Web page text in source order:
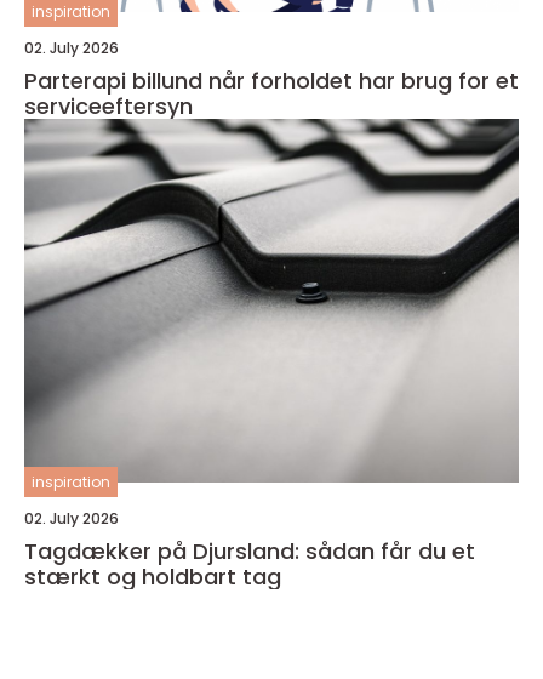
inspiration
02. July 2026
Parterapi billund når forholdet har brug for et
serviceeftersyn
inspiration
02. July 2026
Tagdækker på Djursland: sådan får du et
stærkt og holdbart tag